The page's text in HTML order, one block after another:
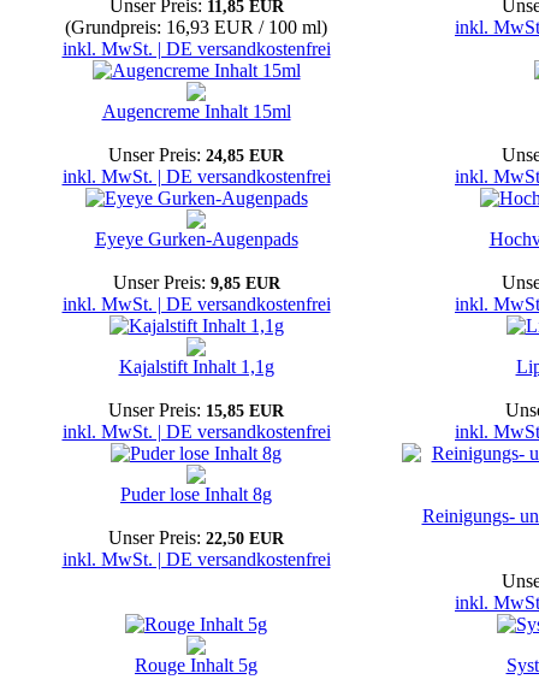
Unser Preis: 11,85 EUR
(Grundpreis: 16,93 EUR / 100 ml)
inkl. MwSt. | DE versandkostenfrei
inkl.
Augencreme Inhalt 15ml
Unser Preis: 24,85 EUR
inkl. MwSt. | DE versandkostenfrei
inkl.
Eyeye Gurken-Augenpads
Unser Preis: 9,85 EUR
inkl. MwSt. | DE versandkostenfrei
inkl.
Kajalstift Inhalt 1,1g
Unser Preis: 15,85 EUR
inkl. MwSt. | DE versandkostenfrei
inkl.
Puder lose Inhalt 8g
Unser Preis: 22,50 EUR
inkl. MwSt. | DE versandkostenfrei
Reinigungs-
inkl.
Rouge Inhalt 5g